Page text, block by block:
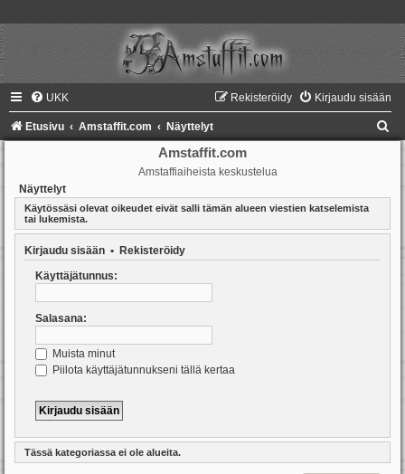
UKK Kirjaudu sisään
Rekisteröidy
Etusivu Amstaffit.com Näyttelyt
Amstaffit.com
Amstaffiaiheista keskustelua
Näyttelyt
Käytössäsi olevat oikeudet eivät salli tämän alueen viestien katselemista
tai lukemista.
Kirjaudu sisään • Rekisteröidy
Käyttäjätunnus:
Salasana:
Muista minut
Piilota käyttäjätunnukseni tällä kertaa
Tässä kategoriassa ei ole alueita.